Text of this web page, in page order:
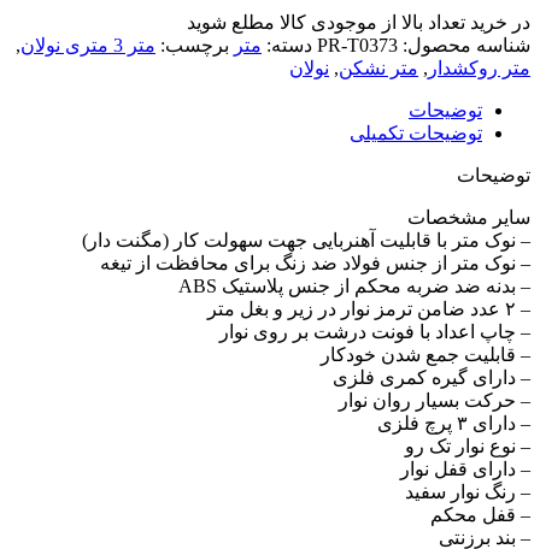
در خرید تعداد بالا از موجودی کالا مطلع شوید
شناسه محصول: PR-T0373 دسته: متر برچسب: متر 3 متری نولان
,
متر روکشدار , متر نشکن, نولان
توضیحات
توضیحات تکمیلی
توضیحات
سایر مشخصات
– نوک متر با قابلیت آهنربایی جهت سهولت کار (مگنت دار)
– نوک متر از جنس فولاد ضد زنگ برای محافظت از تیغه
– بدنه ضد ضربه محکم از جنس پلاستیک ABS
– ۲ عدد ضامن ترمز نوار در زیر و بغل متر
– چاپ اعداد با فونت درشت بر روی نوار
– قابلیت جمع شدن خودکار
– دارای گیره کمری فلزی
– حرکت بسیار روان نوار
– دارای ۳ پرچ فلزی
– نوع نوار تک رو
– دارای قفل نوار
– رنگ نوار سفید
– قفل محکم
– بند برزنتی